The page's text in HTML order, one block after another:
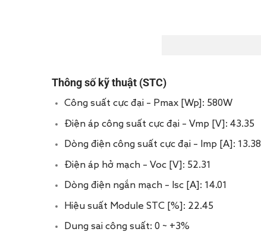
Thông số kỹ thuật (STC)
Công suất cực đại – Pmax [Wp]: 580W
Điện áp công suất cực đại – Vmp [V]: 43.35
Dòng điện công suất cực đại – Imp [A]: 13.38
Điện áp hở mạch – Voc [V]: 52.31
Dòng điện ngắn mạch – Isc [A]: 14.01
Hiệu suất Module STC [%]: 22.45
Dung sai công suất: 0 ~ +3%